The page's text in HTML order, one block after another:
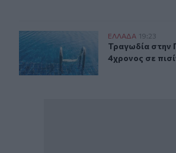
Τραγωδία στην Πάρο: Πνίγηκε
ΕΛΛAΔΑ 19:23
Τραγωδία
Τραγωδία στην
4χρονος σε